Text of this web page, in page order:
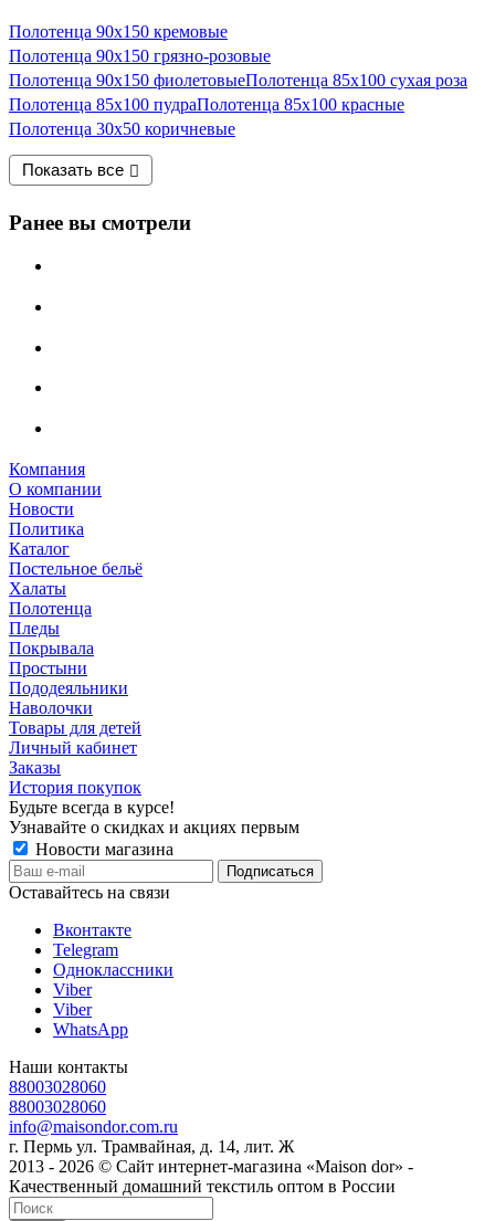
Полотенца 90х150 кремовые
Полотенца 90х150 грязно-розовые
Полотенца 90х150 фиолетовыеПолотенца 85х100 сухая роза
Полотенца 85х100 пудраПолотенца 85х100 красные
Полотенца 30х50 коричневые
Показать все
Ранее вы смотрели
Компания
О компании
Новости
Политика
Каталог
Постельное бельё
Халаты
Полотенца
Пледы
Покрывала
Простыни
Пододеяльники
Наволочки
Товары для детей
Личный кабинет
Заказы
История покупок
Будьте всегда в курсе!
Узнавайте о скидках и акциях первым
Новости магазина
Оставайтесь на связи
Вконтакте
Telegram
Одноклассники
Viber
Viber
WhatsApp
Наши контакты
88003028060
88003028060
info@maisondor.com.ru
г. Пермь ул. Трамвайная, д. 14, лит. Ж
2013 - 2026 © Сайт интернет-магазина «Maison dor» -
Качественный домашний текстиль оптом в России